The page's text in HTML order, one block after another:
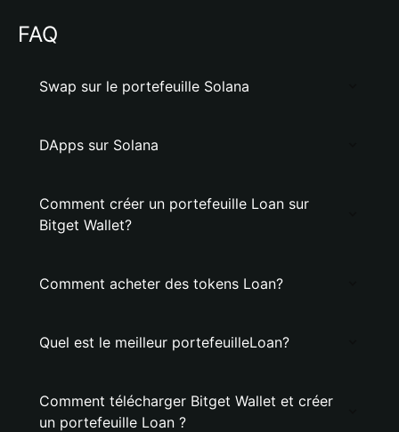
FAQ
Swap sur le portefeuille Solana
DApps sur Solana
Comment créer un portefeuille Loan sur
Bitget Wallet?
Comment acheter des tokens Loan?
Quel est le meilleur portefeuilleLoan?
Comment télécharger Bitget Wallet et créer
un portefeuille Loan ?